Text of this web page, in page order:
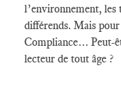
l’environnement, les
différends. Mais
Compliance… Peut-
lecteur de tout âge ?